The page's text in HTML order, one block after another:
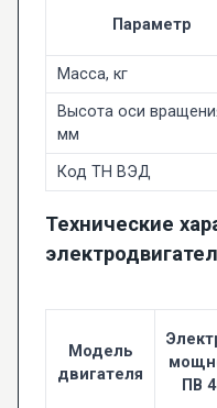
Параметр
Масса, кг
Высота оси
мм
Код ТН ВЭД
Технические
Модель
двигателя
ПВ